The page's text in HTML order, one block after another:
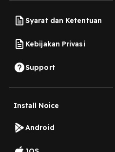
Syarat dan Ketentuan
Kebijakan Privasi
Support
Install Noice
Android